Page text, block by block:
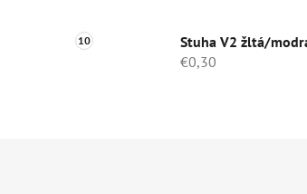
Stuha V2 žltá/
€0,30